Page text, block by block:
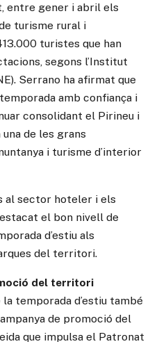
entre gener i abril els
turisme rural i
turistes que han
segons l’Institut
Serrano ha afirmat que
amb confiança i
consolidant el Pirineu i
de les grans
i turisme d’interior
al sector hoteler i els
el bon nivell de
d’estiu als
del territori.
del territori
temporada d’estiu també
de promoció del
que impulsa el Patronat